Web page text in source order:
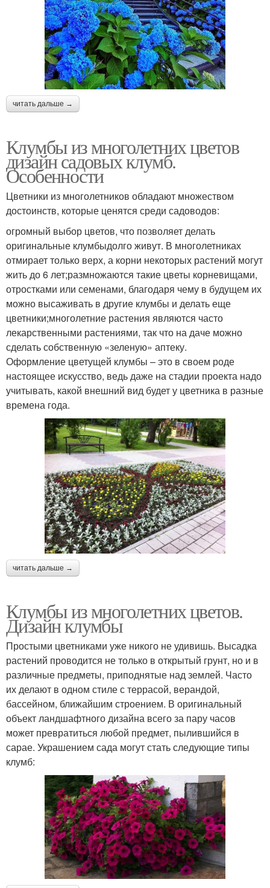
читать дальше →
Клумбы из многолетних цветов
дизайн садовых клумб.
Особенности
Цветники из многолетников обладают множеством
достоинств, которые ценятся среди садоводов:
огромный выбор цветов, что позволяет делать
оригинальные клумбыдолго живут. В многолетниках
отмирает только верх, а корни некоторых растений могут
жить до 6 лет;размножаются такие цветы корневищами,
отростками или семенами, благодаря чему в будущем их
можно высаживать в другие клумбы и делать еще
цветники;многолетние растения являются часто
лекарственными растениями, так что на даче можно
сделать собственную «зеленую» аптеку.
Оформление цветущей клумбы – это в своем роде
настоящее искусство, ведь даже на стадии проекта надо
учитывать, какой внешний вид будет у цветника в разные
времена года.
читать дальше →
Клумбы из многолетних цветов.
Дизайн клумбы
Простыми цветниками уже никого не удивишь. Высадка
растений проводится не только в открытый грунт, но и в
различные предметы, приподнятые над землей. Часто
их делают в одном стиле с террасой, верандой,
бассейном, ближайшим строением. В оригинальный
объект ландшафтного дизайна всего за пару часов
может превратиться любой предмет, пылившийся в
сарае. Украшением сада могут стать следующие типы
клумб: